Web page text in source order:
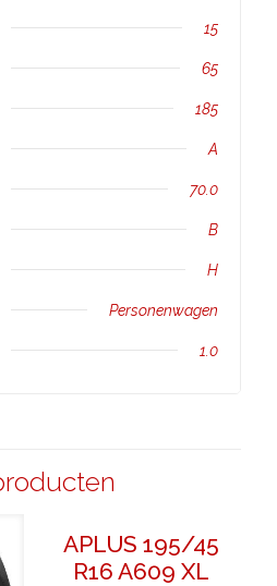
15
65
185
A
70.0
B
H
Personenwagen
1.0
APLUS 195/45
R16 A609 XL